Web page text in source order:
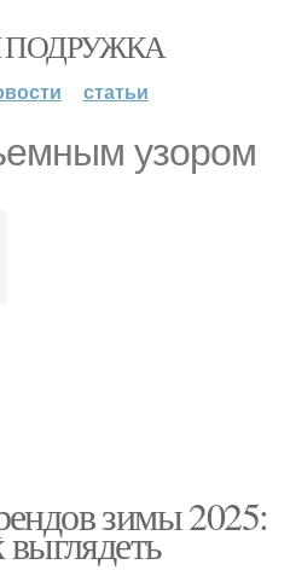
статьи
узором
зимы 2025: